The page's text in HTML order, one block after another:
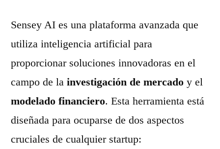
Sensey AI es una plataforma avanzada que
utiliza inteligencia artificial para
proporcionar soluciones innovadoras en el
campo de la investigación de mercado y el
modelado financiero. Esta herramienta está
diseñada para ocuparse de dos aspectos
cruciales de cualquier startup: